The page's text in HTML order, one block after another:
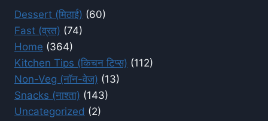
Dessert (मिठाई) (60)
Fast (व्रत) (74)
Home (364)
Kitchen Tips (किचन टिप्स) (112)
Non-Veg (नॉन-वेज) (13)
Snacks (नाश्ता) (143)
Uncategorized (2)